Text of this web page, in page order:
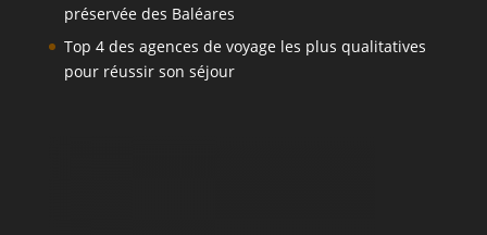
préservée des Baléares
Top 4 des agences de voyage les plus qualitatives
pour réussir son séjour